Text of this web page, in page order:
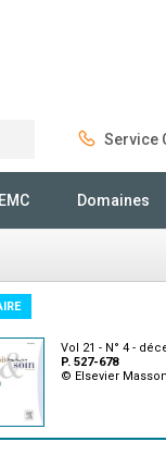
Service
Domaines
Vol 21 - N° 4 -
P. 527-678
© Elsevier